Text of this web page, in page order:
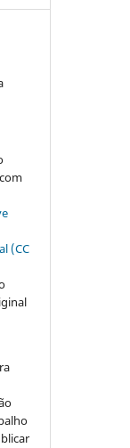
(CC